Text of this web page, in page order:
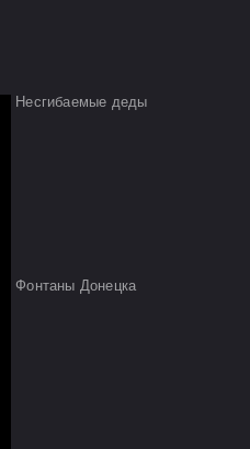
Несгибаемые деды
Фонтаны Донецка